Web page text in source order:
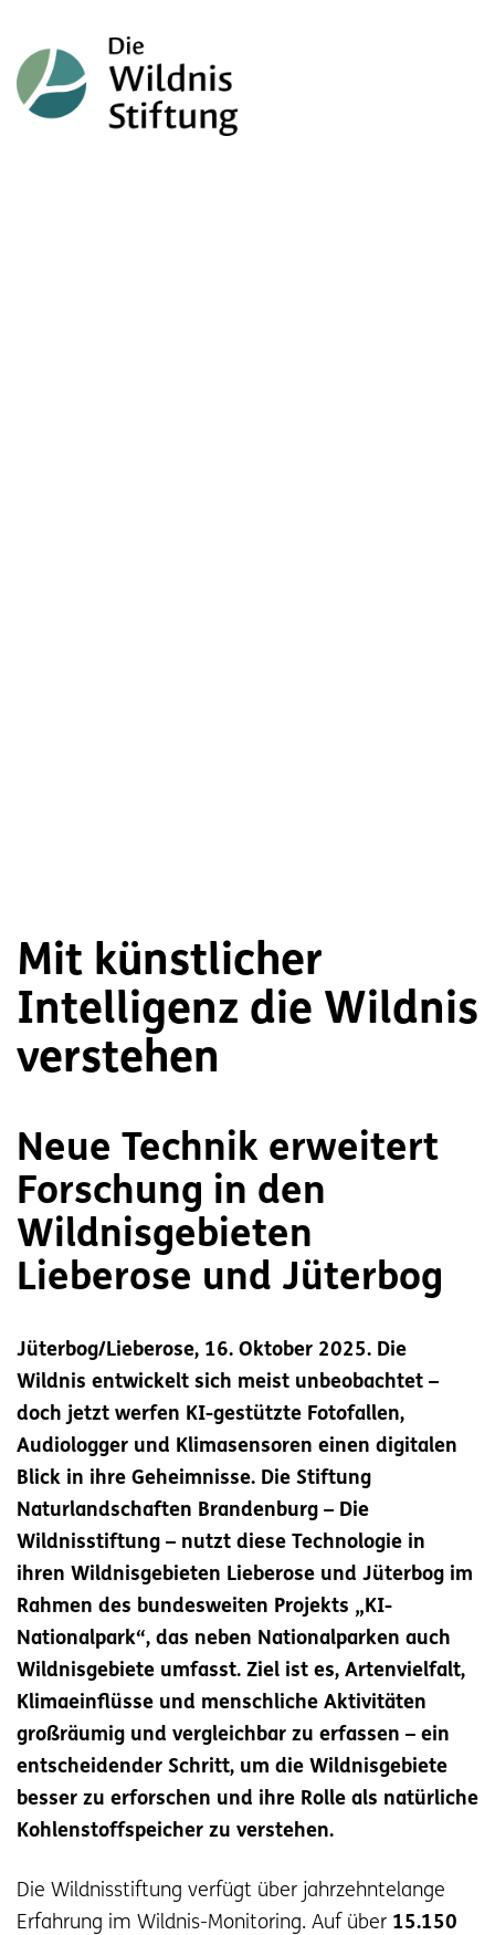
Mit künstlicher
Intelligenz die Wildnis
verstehen
Neue Technik erweitert
Forschung in den
Wildnisgebieten
Lieberose und Jüterbog
Jüterbog/Lieberose, 16. Oktober 2025. Die
Wildnis entwickelt sich meist unbeobachtet –
doch jetzt werfen KI-gestützte Fotofallen,
Audiologger und Klimasensoren einen digitalen
Blick in ihre Geheimnisse. Die Stiftung
Naturlandschaften Brandenburg – Die
Wildnisstiftung – nutzt diese Technologie in
ihren Wildnisgebieten Lieberose und Jüterbog im
Rahmen des bundesweiten Projekts „KI-
Nationalpark“, das neben Nationalparken auch
Wildnisgebiete umfasst. Ziel ist es, Artenvielfalt,
Klimaeinflüsse und menschliche Aktivitäten
großräumig und vergleichbar zu erfassen – ein
entscheidender Schritt, um die Wildnisgebiete
besser zu erforschen und ihre Rolle als natürliche
Kohlenstoffspeicher zu verstehen.
Die Wildnisstiftung verfügt über jahrzehntelange
Erfahrung im Wildnis-Monitoring. Auf über 15.150